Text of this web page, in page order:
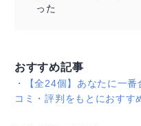
った
おすすめ記事
・
【全24個】あなたに一
コミ・評判をもとにおすす